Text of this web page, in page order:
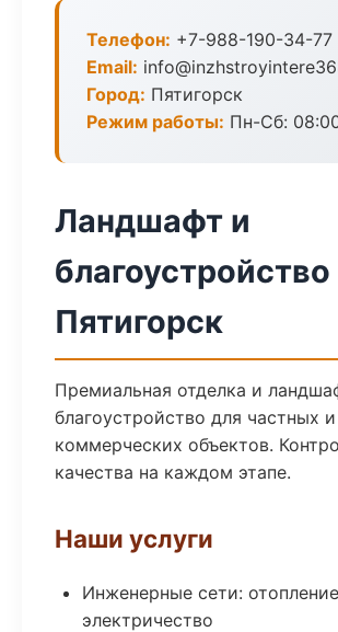
Телефон: +7-988-190-34-77
Email:
Город: Пятигорск
Режим работы: Пн-Сб:
Ландшафт и
благоустройство
Пятигорск
Премиальная отделка и
благоустройство для частных и
коммерческих объектов.
качества на каждом этапе.
Наши услуги
Инженерные сети:
электричество